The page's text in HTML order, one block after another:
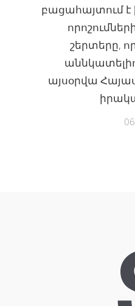
բացահայտում է
շերտերը,
այսօրվա